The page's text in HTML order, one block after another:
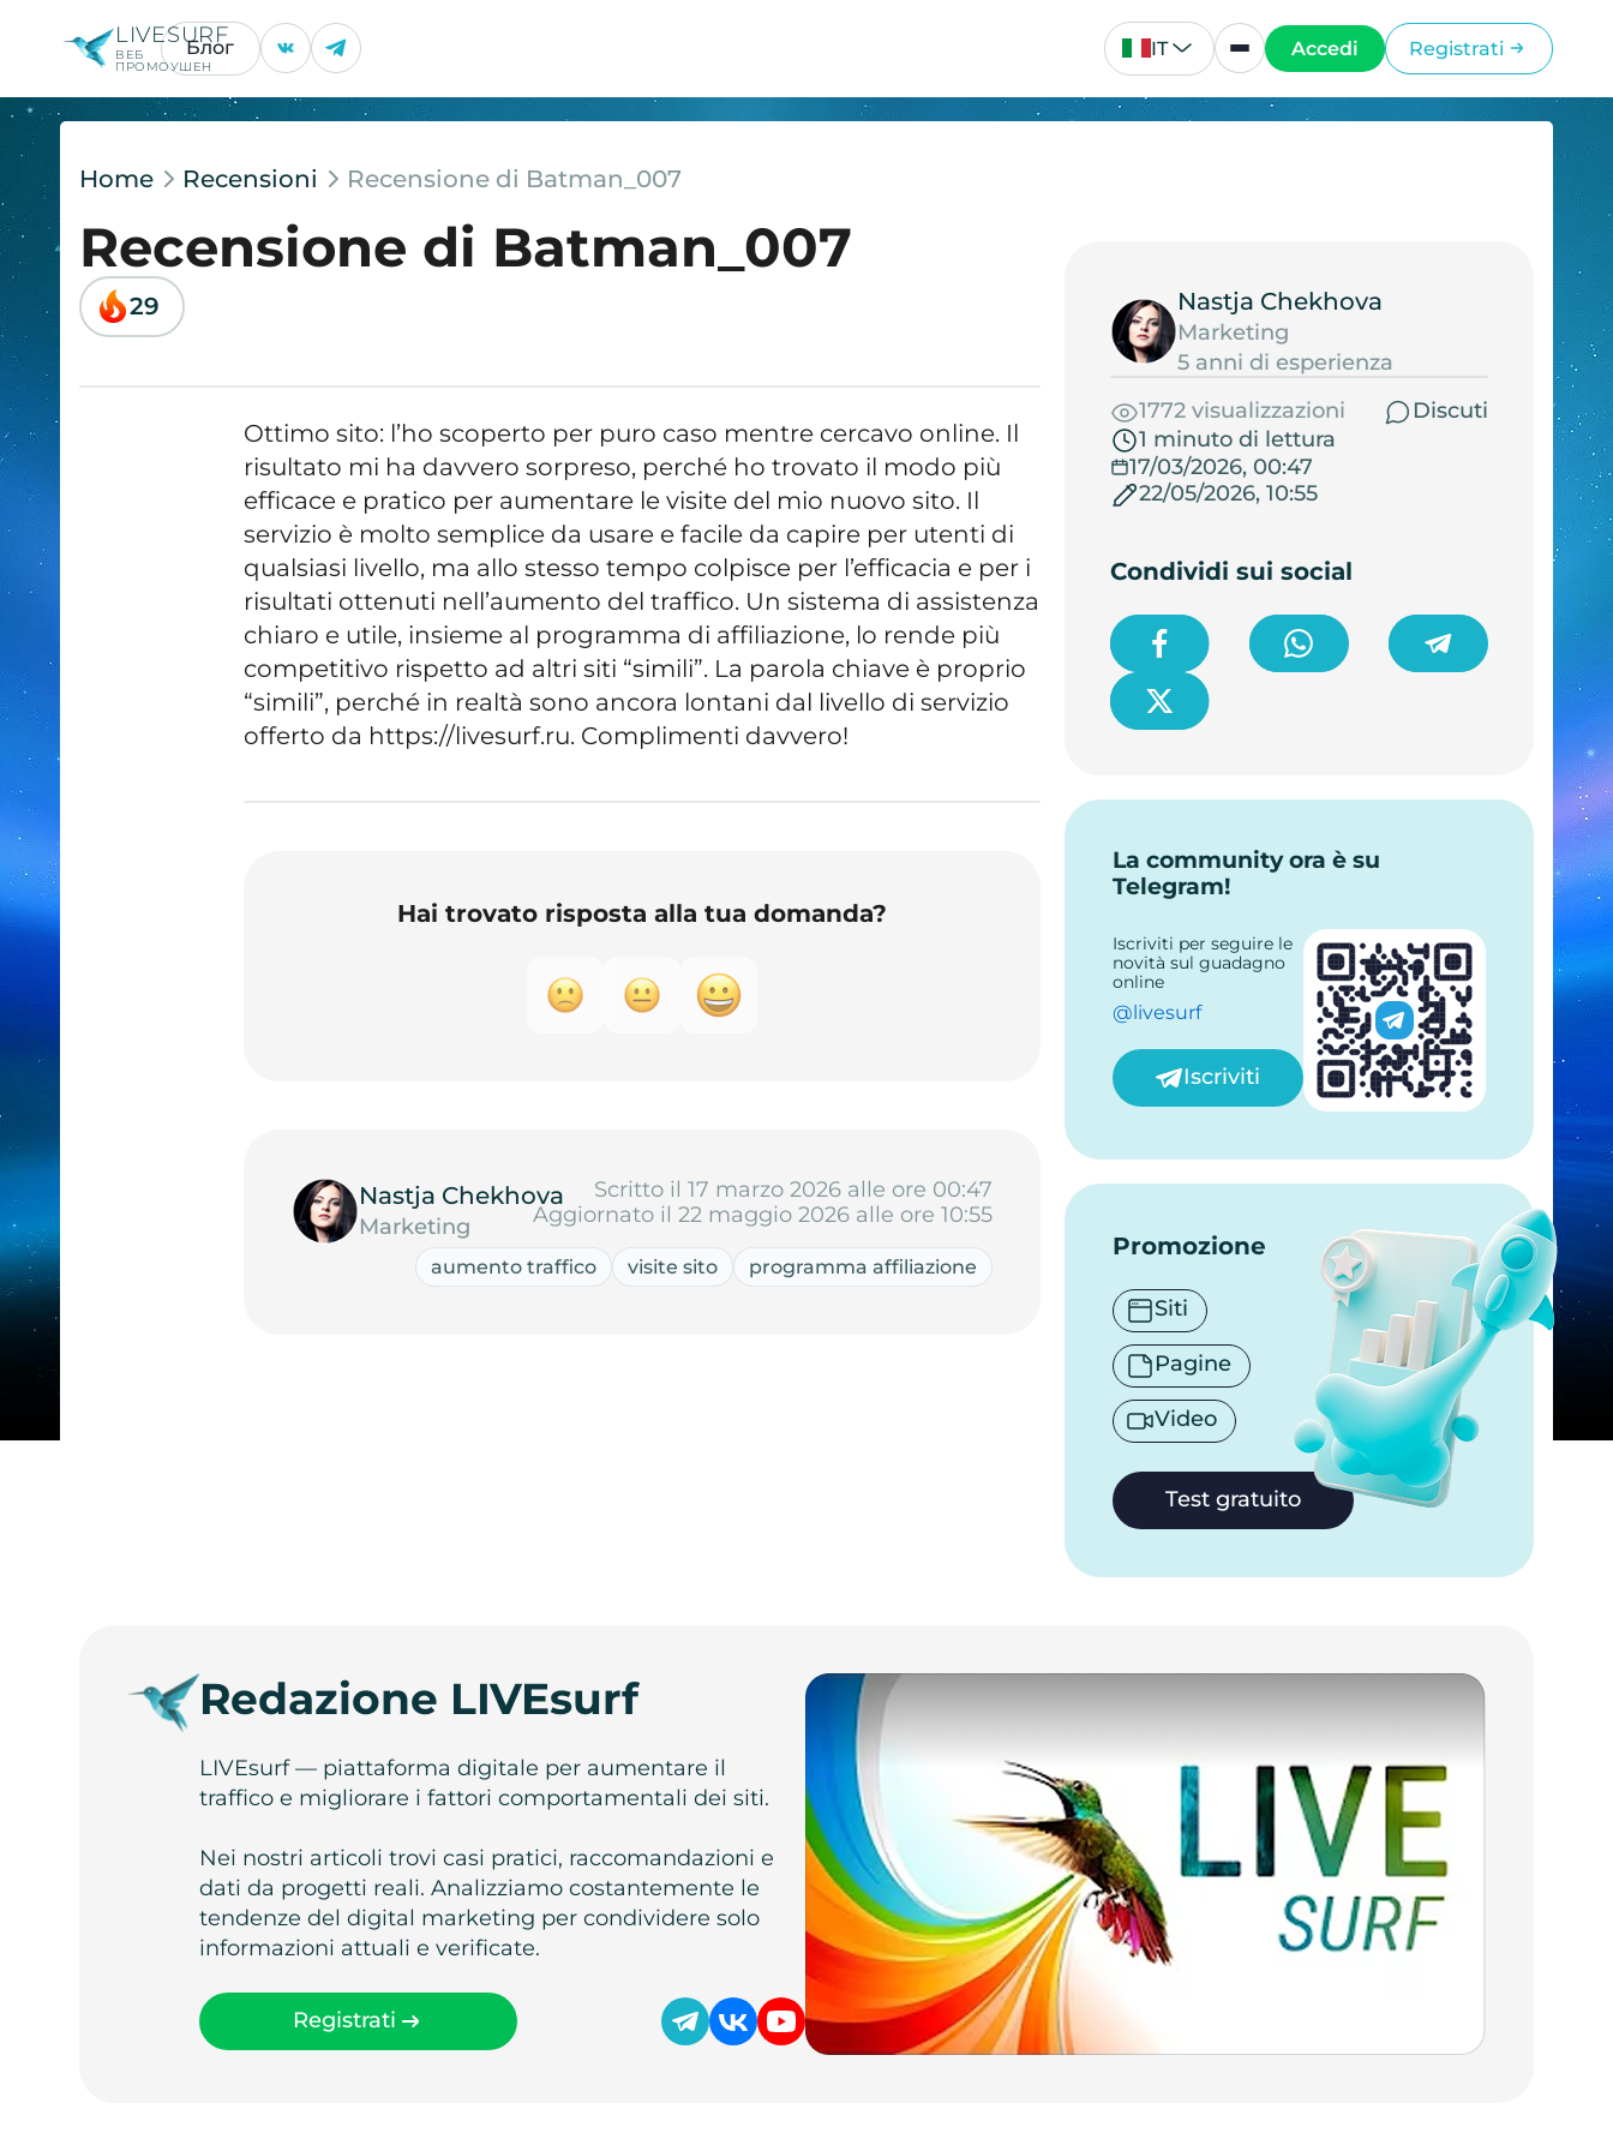
LIVESURF
ВЕБ
ПРОМОУШЕН
Блог IT Accedi Registrati
Home Recensioni Recensione di Batman_007
Recensione di Batman_007
29
Ottimo sito: l’ho scoperto per puro caso mentre cercavo online. Il
risultato mi ha davvero sorpreso, perché ho trovato il modo più
efficace e pratico per aumentare le visite del mio nuovo sito. Il
servizio è molto semplice da usare e facile da capire per utenti di
qualsiasi livello, ma allo stesso tempo colpisce per l’efficacia e per i
risultati ottenuti nell’aumento del traffico. Un sistema di assistenza
chiaro e utile, insieme al programma di affiliazione, lo rende più
competitivo rispetto ad altri siti “simili”. La parola chiave è proprio
“simili”, perché in realtà sono ancora lontani dal livello di servizio
offerto da https://livesurf.ru. Complimenti davvero!
Hai trovato risposta alla tua domanda?
Nastja Chekhova
Marketing
Scritto il 17 marzo 2026 alle ore 00:47
Aggiornato il 22 maggio 2026 alle ore 10:55
aumento traffico visite sito programma affiliazione
Nastja Chekhova
Marketing
5 anni di esperienza
1772 visualizzazioni
Discuti
1 minuto di lettura
17/03/2026, 00:47
22/05/2026, 10:55
Condividi sui social
La community ora è su
Telegram!
Iscriviti per seguire le
novità sul guadagno
online
@livesurf
Iscriviti
Promozione
Siti
Pagine
Video
Test gratuito
Redazione LIVEsurf
LIVEsurf — piattaforma digitale per aumentare il
traffico e migliorare i fattori comportamentali dei siti.
Nei nostri articoli trovi casi pratici, raccomandazioni e
dati da progetti reali. Analizziamo costantemente le
tendenze del digital marketing per condividere solo
informazioni attuali e verificate.
Registrati